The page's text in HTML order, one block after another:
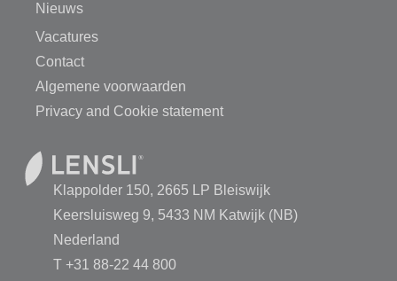
Nieuws
Vacatures
Contact
Algemene voorwaarden
Privacy and Cookie statement
Klappolder 150, 2665 LP Bleiswijk
Keersluisweg 9, 5433 NM Katwijk (NB)
Nederland
T +31 88-22 44 800